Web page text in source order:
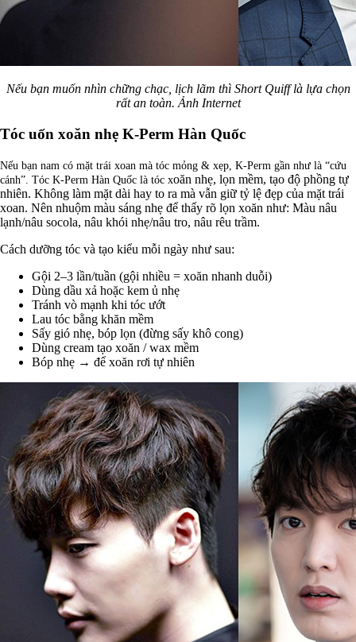
Nếu bạn muốn nhìn chững chạc, lịch lãm thì Short Quiff là lựa chọn
rất an toàn. Ảnh Internet
Tóc uốn xoăn nhẹ K-Perm Hàn Quốc
Nếu bạn nam có mặt trái xoan mà tóc mỏng & xẹp, K-Perm gần như là “cứu
cánh”. Tóc K-Perm Hàn Quốc là tóc xoăn nhẹ, lọn mềm, tạo độ phồng tự
nhiên. Không làm mặt dài hay to ra mà vẫn giữ tỷ lệ đẹp của mặt trái
xoan. Nên nhuộm màu sáng nhẹ để thấy rõ lọn xoăn như: Màu nâu
lạnh/nâu socola, nâu khói nhẹ/nâu tro, nâu rêu trầm.
Cách dưỡng tóc và tạo kiểu mỗi ngày như sau:
Gội 2–3 lần/tuần (gội nhiều = xoăn nhanh duỗi)
Dùng dầu xả hoặc kem ủ nhẹ
Tránh vò mạnh khi tóc ướt
Lau tóc bằng khăn mềm
Sấy gió nhẹ, bóp lọn (đừng sấy khô cong)
Dùng cream tạo xoăn / wax mềm
Bóp nhẹ → để xoăn rơi tự nhiên